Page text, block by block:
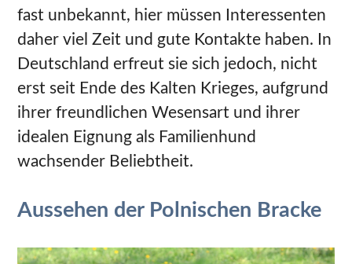
fast unbekannt, hier müssen Interessenten
daher viel Zeit und gute Kontakte haben. In
Deutschland erfreut sie sich jedoch, nicht
erst seit Ende des Kalten Krieges, aufgrund
ihrer freundlichen Wesensart und ihrer
idealen Eignung als Familienhund
wachsender Beliebtheit.
Aussehen der Polnischen Bracke